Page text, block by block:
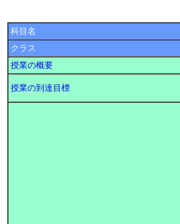
科目名
クラス
授業の概要
授業の到達目標